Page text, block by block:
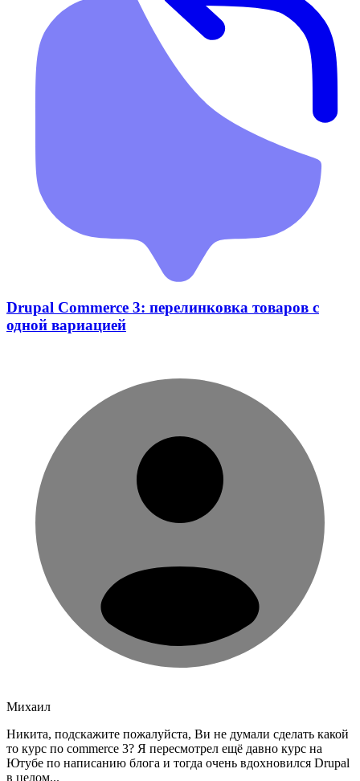
Drupal Commerce 3: перелинковка товаров с
одной вариацией
Михаил
Никита, подскажите пожалуйста, Ви не думали сделать какой
то курс по commerce 3? Я пересмотрел ещё давно курс на
Ютубе по написанию блога и тогда очень вдохновился Drupal
в целом...